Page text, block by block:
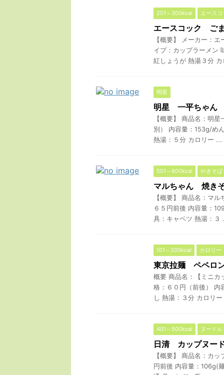
201～300kcal エースコ
エースコック
【概要】 メーカー：
イプ：カップラーメン
紅しょうが 熱湯３分
明星
明星 一平ちゃん
【概要】 商品名：明
別） 内容量：153g/め
熱湯：５分 カロリー ...
501～600kcal やきそば
マルちゃん 焼き
【概要】 商品名：マ
６５円前後 内容量：
具：キャベツ 熱湯：３
101～200kcal カロリー
東京拉麺 ペペロ
概要 商品名：【ミニ
格：６０円（前後） 内
し 熱湯：３分 カロリ
401～500kcal ヌードル
日清 カップヌー
【概要】 商品名：カ
円前後 内容量：106g(